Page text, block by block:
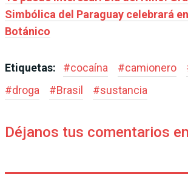
Simbólica del Paraguay celebrará
Botánico
Etiquetas: #cocaína #camionero
#droga #Brasil #sustancia
Déjanos tus comentarios